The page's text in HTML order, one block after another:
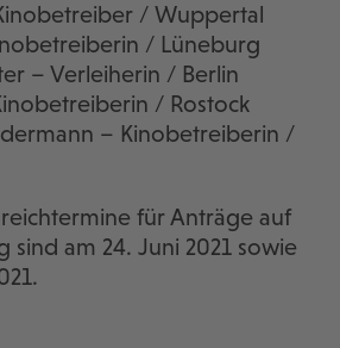
/ Wuppertal
/ Lüneburg
– Verleiherin / Berlin
/ Rostock
– Kinobetreiberin /
für Anträge auf
sind am 24. Juni 2021 sowie